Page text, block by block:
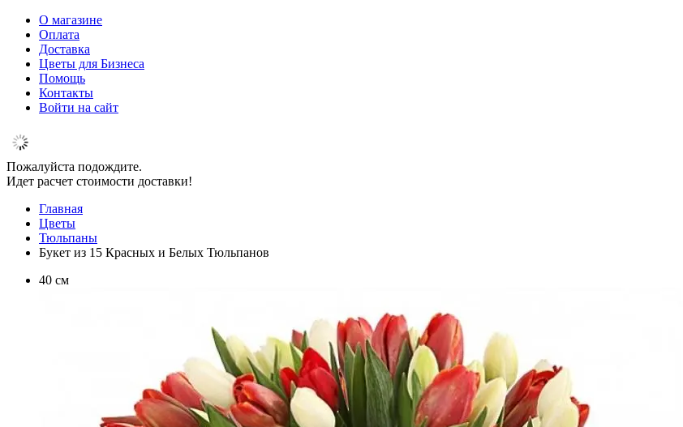
О магазине
Оплата
Доставка
Цветы для Бизнеса
Помощь
Контакты
Войти на сайт
Пожалуйста подождите.
Идет расчет стоимости доставки!
Главная
Цветы
Тюльпаны
Букет из 15 Красных и Белых Тюльпанов
40 см